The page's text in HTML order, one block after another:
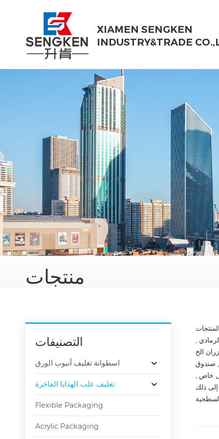
XIAMEN SENGKEN
INDUSTRY&TRADE
منتجات
التصنيفات
اسطوانة تغليف أنبوب الورق
تغليف علب الهدايا الفاخرة
Flexible Packaging
Acrylic Packaging
,
صندوق
خاص ,